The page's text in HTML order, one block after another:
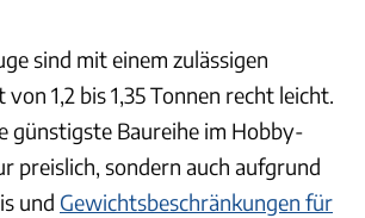
sind mit einem zulässigen
1,2 bis 1,35 Tonnen recht leicht.
günstigste Baureihe im Hobby-
preislich, sondern auch aufgrund
und Gewichtsbeschränkungen für